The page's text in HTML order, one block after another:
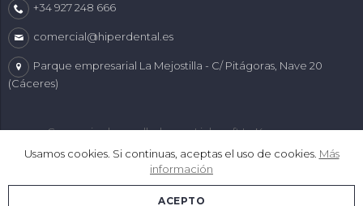
Usamos cookies. Si continuas, aceptas el uso de cookies. Más
información
ACEPTO
+34 927 248 666
comercial@hiperdental.es
Parque empresarial La Mejostilla - C/ Pitágoras, Nave 20
(Cáceres)
Comercio desarrollado conLinkasoft LeKommerce